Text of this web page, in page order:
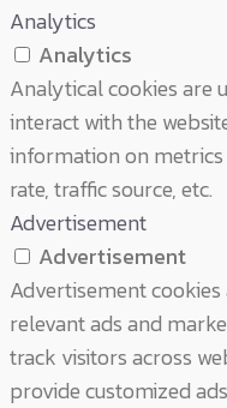
Analytics
Analytics
Analytical cookies are
interact with the
information on
rate, traffic source, etc.
Advertisement
Advertisement
Advertisement
relevant ads and
track visitors across
provide customized